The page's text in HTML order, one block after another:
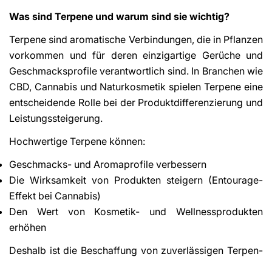
Was sind Terpene und warum sind sie wichtig?
Terpene sind aromatische Verbindungen, die in Pflanzen
vorkommen und für deren einzigartige Gerüche und
Geschmacksprofile verantwortlich sind. In Branchen wie
CBD, Cannabis und Naturkosmetik spielen Terpene eine
entscheidende Rolle bei der Produktdifferenzierung und
Leistungssteigerung.
Hochwertige Terpene können:
Geschmacks- und Aromaprofile verbessern
Die Wirksamkeit von Produkten steigern (Entourage-
Effekt bei Cannabis)
Den Wert von Kosmetik- und Wellnessprodukten
erhöhen
Deshalb ist die Beschaffung von zuverlässigen Terpen-